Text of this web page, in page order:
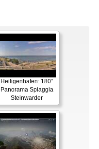
Heiligenhafen: 180°
Panorama Spiaggia
Steinwarder